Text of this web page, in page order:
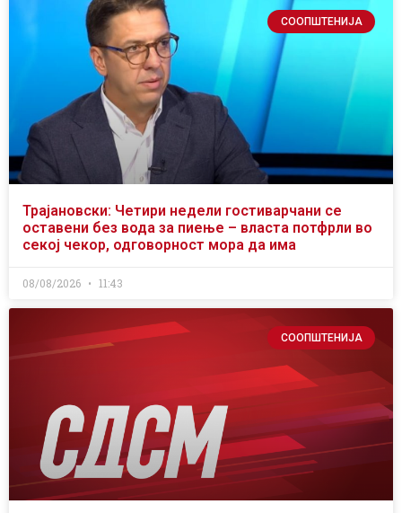
СООПШТЕНИЈА
Трајановски: Четири недели гостиварчани се
оставени без вода за пиење – власта потфрли во
секој чекор, одговорност мора да има
08/08/2026 11:43
СООПШТЕНИЈА